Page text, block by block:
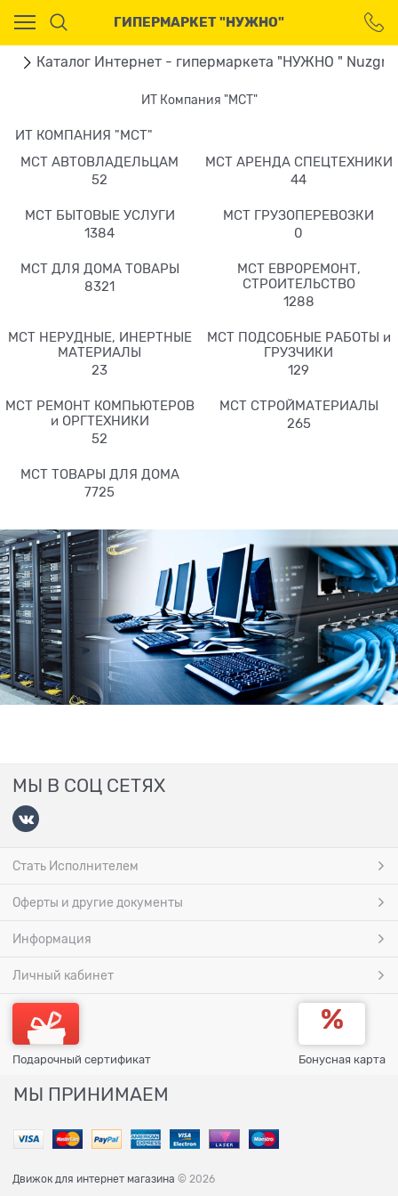
ГИПЕРМАРКЕТ "НУЖНО"
Каталог Интернет - гипермаркета "НУЖНО "
ИТ Компания "МСТ"
ИТ КОМПАНИЯ "МСТ"
МСТ АВТОВЛАДЕЛЬЦАМ
52
МСТ АРЕНДА СПЕЦТЕХНИКИ
44
МСТ БЫТОВЫЕ УСЛУГИ
1384
МСТ ГРУЗОПЕРЕВОЗКИ
0
МСТ ДЛЯ ДОМА ТОВАРЫ
8321
МСТ ЕВРОРЕМОНТ,
СТРОИТЕЛЬСТВО
1288
МСТ НЕРУДНЫЕ, ИНЕРТНЫЕ
МАТЕРИАЛЫ
23
МСТ ПОДСОБНЫЕ РАБОТЫ и
ГРУЗЧИКИ
129
МСТ РЕМОНТ КОМПЬЮТЕРОВ
и ОРГТЕХНИКИ
52
МСТ СТРОЙМАТЕРИАЛЫ
265
МСТ ТОВАРЫ ДЛЯ ДОМА
7725
МЫ В СОЦ СЕТЯХ
Стать Исполнителем
Оферты и другие документы
Информация
Личный кабинет
Подарочный сертификат Бонусная карта
МЫ ПРИНИМАЕМ
Движок для интернет магазина © 2026
Ваш город - Москва,
угадали?
ДА НЕТ